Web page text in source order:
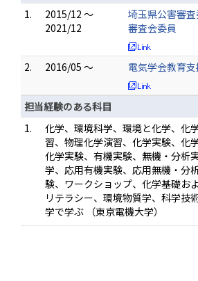
1.
2015/12 ～
2021/12
埼玉県公害審
審査会委員
2. 2016/05 ～ 電気学会教育
担当経験のある科目
1.
化学、環境科学、環境と化学、化
習、物理化学演習、化学実験、化
化学実験、有機実験、無機・分析
学、応用有機実験、応用無機・分
験、ワークショップ、化学基礎お
リテラシー、環境物質学、科学技
学で学ぶ （東京電機大学）